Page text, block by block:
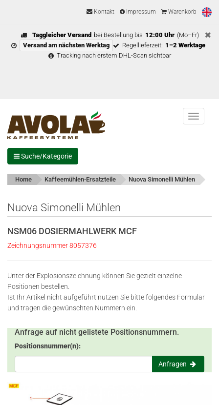
Kontakt Impressum Warenkorb
Taggleicher Versand bei Bestellung bis 12:00 Uhr (Mo–Fr)
Versand am nächsten Werktag
Regellieferzeit: 1–2 Werktage
Tracking nach erstem DHL-Scan sichtbar
Menu
Suche/Kategorie
Home Kaffeemühlen-Ersatzteile Nuova Simonelli Mühlen
Nuova Simonelli Mühlen
NSM06 DOSIERMAHLWERK MCF
Zeichnungsnummer 8057376
Unter der Explosionszeichnung können Sie gezielt einzelne
Positionen bestellen.
Ist Ihr Artikel nicht aufgeführt nutzen Sie bitte folgendes Formular
und tragen die gewünschten Nummern ein.
Anfrage auf nicht gelistete Positionsnummern.
Positionsnummer(n):
Anfragen